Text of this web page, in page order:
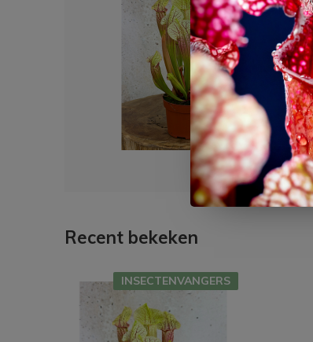
Recent bekeken
INSECTENVANGERS